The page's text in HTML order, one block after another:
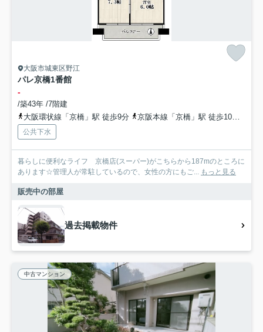
大阪市城東区野江
パレ京橋1番館
-
/築43年 /7階建
大阪環状線「京橋」駅 徒歩9分
京阪本線「京橋」駅 徒歩10分
公共下水
暮らしに便利なライフ 京橋店(スーパー)がこちらから187mのところに
あります☆管理人が常駐しているので、女性の方にもご... もっと見る
販売中の部屋
過去掲載物件
中古マンション